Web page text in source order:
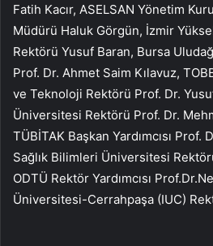
Fatih Kacır, ASELSAN Yönetim
Müdürü Haluk Görgün, İzmir
Rektörü Yusuf Baran, Bursa
Prof. Dr. Ahmet Saim Kılavuz,
ve Teknoloji Rektörü Prof. Dr.
Üniversitesi Rektörü Prof. Dr.
TÜBİTAK Başkan Yardımcısı Prof.
Sağlık Bilimleri Üniversitesi
ODTÜ Rektör Yardımcısı
Üniversitesi-Cerrahpaşa (IUC)